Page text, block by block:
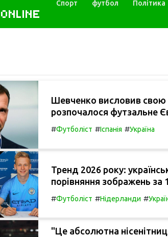
ONLINE
Спорт футбол Політика
Шевченко висловив свою
розпочалося футзальне
#Футболіст #Іспанія #Україна
Тренд 2026 року:
порівняння зображень за
#Футболіст #Нідерланди #
"Це абсолютна